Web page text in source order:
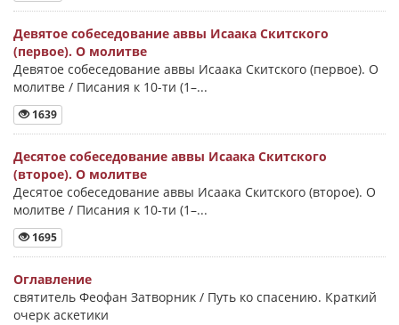
Девятое собеседование аввы Исаака Скитского
(первое). О молитве
Девятое собеседование аввы Исаака Скитского (первое). О
молитве / Писания к 10-ти (1–...
1639
Десятое собеседование аввы Исаака Скитского
(второе). О молитве
Десятое собеседование аввы Исаака Скитского (второе). О
молитве / Писания к 10-ти (1–...
1695
Оглавление
святитель Феофан Затворник / Путь ко спасению. Краткий
очерк аскетики